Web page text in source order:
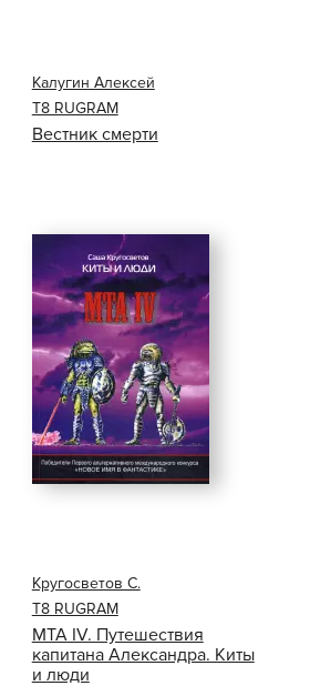
Вестник смерти
Калугин Алексей
Т8 RUGRAM
MTA IV. Путешествия
капитана Александра. Киты
и люди
Кругосветов С.
Т8 RUGRAM